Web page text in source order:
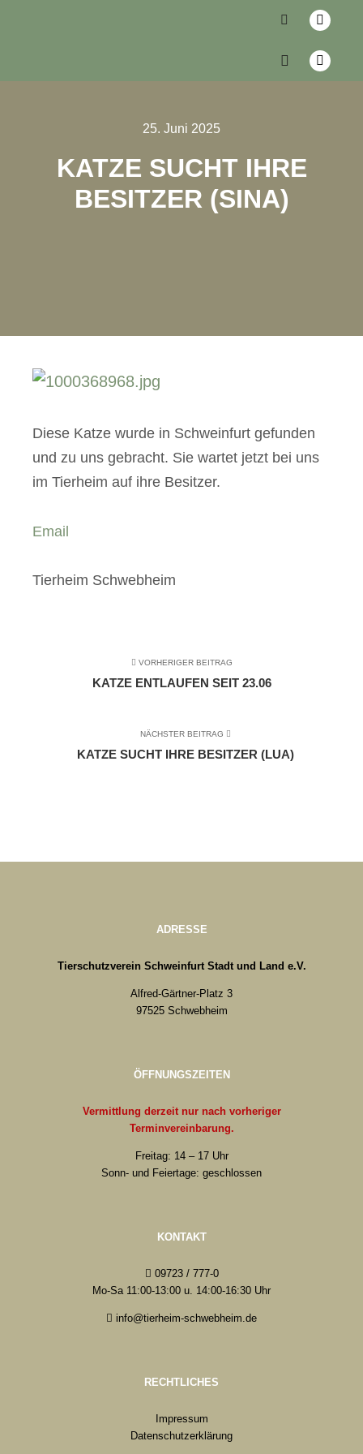
25. Juni 2025
KATZE SUCHT IHRE
BESITZER (SINA)
Diese Katze wurde in Schweinfurt gefunden
und zu uns gebracht. Sie wartet jetzt bei uns
im Tierheim auf ihre Besitzer.
Email
Tierheim Schwebheim
VORHERIGER BEITRAG
KATZE ENTLAUFEN SEIT 23.06
NÄCHSTER BEITRAG
KATZE SUCHT IHRE BESITZER (LUA)
ADRESSE
Tierschutzverein Schweinfurt Stadt und Land e.V.
Alfred-Gärtner-Platz 3
97525 Schwebheim
ÖFFNUNGSZEITEN
Vermittlung derzeit nur nach vorheriger
Terminvereinbarung.
Freitag: 14 – 17 Uhr
Sonn- und Feiertage: geschlossen
KONTAKT
09723 / 777-0
Mo-Sa 11:00-13:00 u. 14:00-16:30 Uhr
info@tierheim-schwebheim.de
RECHTLICHES
Impressum
Datenschutzerklärung